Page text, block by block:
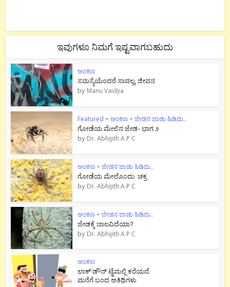
ಇವುಗಳೂ ನಿಮಗೆ ಇಷ್ಟವಾಗಬಹುದು
ಅಂಕಣ
ಸಮಸ್ಯೆಯೆಂದರೆ ಸಾವಲ್ಲ, ಜೀವನ
by Manu Vaidya
Featured • ಅಂಕಣ • ಜೇಡನ ಜಾಡು ಹಿಡಿದು..
ಗೋಡೆಯ ಮೇಲಿನ ಜೇಡ- ಭಾಗ ೨
by Dr. Abhijith A P C
ಅಂಕಣ • ಜೇಡನ ಜಾಡು ಹಿಡಿದು..
ಗೋಡೆಯ ಮೇಲೊಂದು ಚಕ್ರ
by Dr. Abhijith A P C
ಅಂಕಣ • ಜೇಡನ ಜಾಡು ಹಿಡಿದು..
ಜೇಡಕ್ಕೆ ಬಾಲವಿದೆಯಾ?
by Dr. Abhijith A P C
ಅಂಕಣ
ಲಾಕ್`ಡೌನ್ ಟೈಮಲ್ಲಿ ಕರೆಯದೆ
ಮನೆಗೆ ಬಂದ ಅತಿಥಿಗಳು